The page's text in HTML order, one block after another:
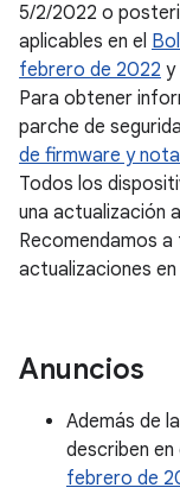
5/2/2022 o
aplicables en el
febrero de 2022 y
Para obtener
parche de
de firmware y
Todos los
una actualización
Recomendamos
actualizaciones
Anuncios
Además de
describen en
febrero de